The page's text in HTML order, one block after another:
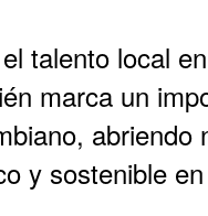
talento local
marca un
abriendo
y sostenible